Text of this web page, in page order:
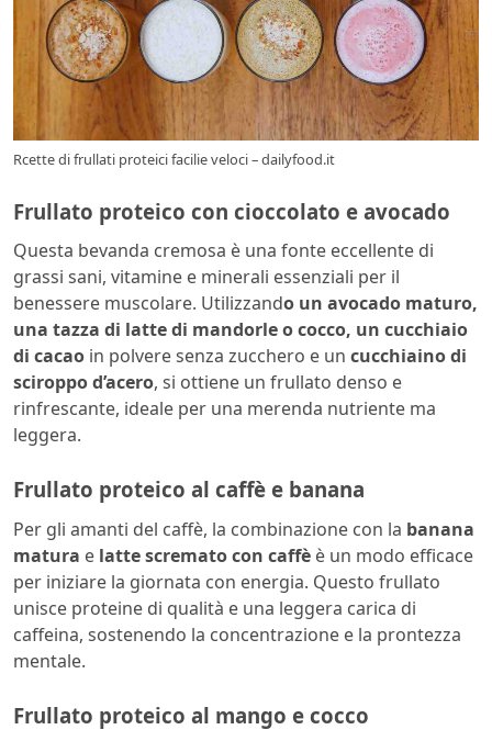
Rcette di frullati proteici facilie veloci – dailyfood.it
Frullato proteico con cioccolato e avocado
Questa bevanda cremosa è una fonte eccellente di
grassi sani, vitamine e minerali essenziali per il
benessere muscolare. Utilizzando un avocado maturo,
una tazza di latte di mandorle o cocco, un cucchiaio
di cacao in polvere senza zucchero e un cucchiaino di
sciroppo d’acero, si ottiene un frullato denso e
rinfrescante, ideale per una merenda nutriente ma
leggera.
Frullato proteico al caffè e banana
Per gli amanti del caffè, la combinazione con la banana
matura e latte scremato con caffè è un modo efficace
per iniziare la giornata con energia. Questo frullato
unisce proteine di qualità e una leggera carica di
caffeina, sostenendo la concentrazione e la prontezza
mentale.
Frullato proteico al mango e cocco